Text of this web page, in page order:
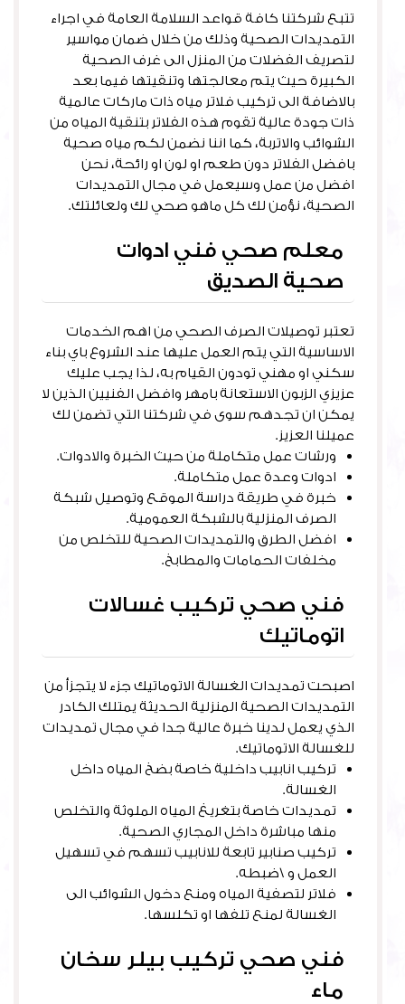
تتبع شركتنا كافة قواعد السلامة العامة في اجراء
التمديدات الصحية وذلك من خلال ضمان مواسير
لتصريف الفضلات من المنزل الى غرف الصحية
الكبيرة حيث يتم معالجتها وتنقيتها فيما بعد
بالاضافة الى تركيب فلاتر مياه ذات ماركات عالمية
ذات جودة عالية تقوم هذه الفلاتر بتنقية المياه من
الشوائب والاتربة، كما اننا نضمن لكم مياه صحية
بافضل الفلاتر دون طعم او لون او رائحة، نحن
افضل من عمل وسيعمل في مجال التمديدات
الصحية، نؤمن لك كل ماهو صحي لك ولعائلتك.
معلم صحي فني ادوات
صحية الصديق
تعتبر توصيلات الصرف الصحي من اهم الخدمات
الاساسية التي يتم العمل عليها عند الشروع باي بناء
سكني او مهني تودون القيام به، لذا يجب عليك
عزيزي الزبون الاستعانة بامهر وافضل الفنيين الذين لا
يمكن ان تجدهم سوى في شركتنا التي تضمن لك
عميلنا العزيز.
ورشات عمل متكاملة من حيث الخبرة والادوات.
ادوات وعدة عمل متكاملة.
خبرة في طريقة دراسة الموقع وتوصيل شبكة
الصرف المنزلية بالشبكة العمومية.
افضل الطرق والتمديدات الصحية للتخلص من
مخلفات الحمامات والمطابخ.
فني صحي تركيب غسالات
اتوماتيك
اصبحت تمديدات الغسالة الاتوماتيك جزء لا يتجزأ من
التمديدات الصحية المنزلية الحديثة يمتلك الكادر
الذي يعمل لدينا خبرة عالية جدا في مجال تمديدات
للغسالة الاتوماتيك.
تركيب انابيب داخلية خاصة بضخ المياه داخل
الغسالة.
تمديدات خاصة بتغريغ المياه الملوثة والتخلص
منها مباشرة داخل المجاري الصحية.
تركيب صنابير تابعة للانابيب تسهم في تسهيل
العمل و \ضبطه.
فلاتر لتصفية المياه ومنع دخول الشوائب الى
الغسالة لمنع تلفها او تكلسها.
فني صحي تركيب بيلر سخان
ماء